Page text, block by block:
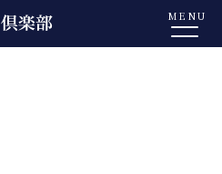
MENU